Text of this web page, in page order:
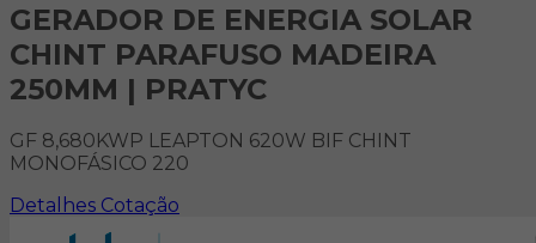
GERADOR DE ENERGIA SOLAR
CHINT PARAFUSO MADEIRA
250MM | PRATYC
GF 8,680KWP LEAPTON 620W BIF CHINT
MONOFÁSICO 220
Detalhes Cotação